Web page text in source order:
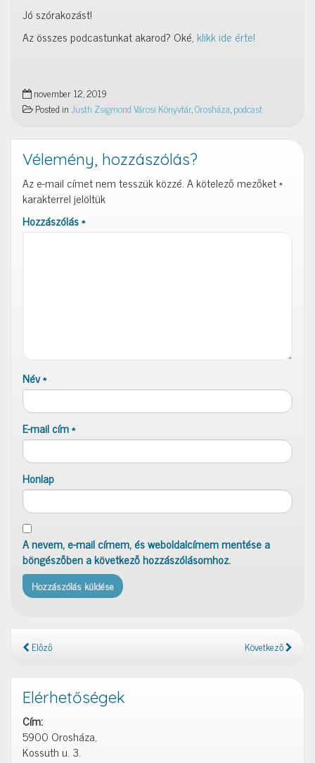
Jó szórakozást!
Az összes podcastunkat akarod? Oké, klikk ide érte!
november 12, 2019
Posted inJusth Zsigmond Városi Könyvtár,Orosháza,podcast
Vélemény, hozzászólás?
Az e-mail címet nem tesszük közzé.A kötelező mezőket*
karakterrel jelöltük
Hozzászólás*
Név*
E-mail cím*
Honlap
A nevem, e-mail címem, és weboldalcímem mentése a
böngészőben a következő hozzászólásomhoz.
Előző Következő
Elérhetőségek
Cím:
5900 Orosháza,
Kossuth u. 3.